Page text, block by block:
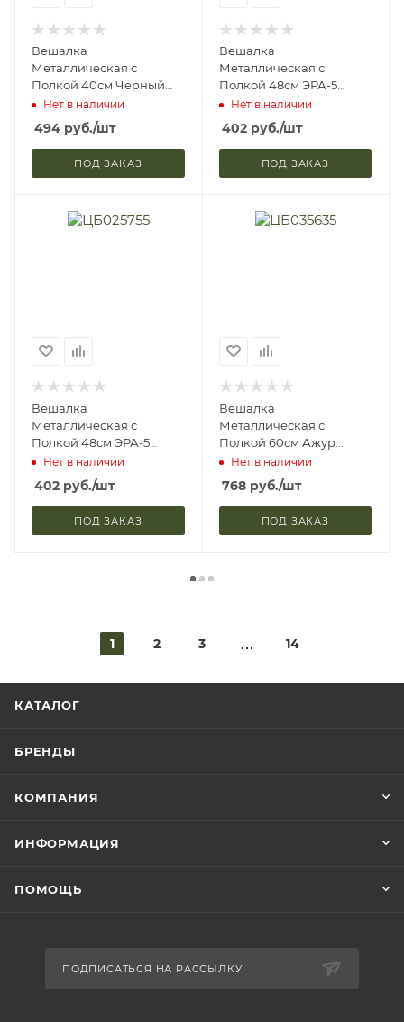
Вешалка
Металлическая с
Полкой 40см Черный
ЗМИ ВСП5 (2)
Нет в наличии
494 руб./шт
ПОД ЗАКАЗ
Вешалка
Металлическая с
Полкой 48см ЭРА-5
Медный Антик ЗМИ
ВСП278 (1)
Нет в наличии
402руб./шт
ПОД ЗАКАЗ
Вешалка
Металлическая с
Полкой 48см ЭРА-5
Черный ЗМИ ВСП278 (1)
Нет в наличии
402 руб./шт
ПОД ЗАКАЗ
Вешалка
Металлическая с
Полкой 60см Ажур
Белое Серебро ЗМИ
ВСПА202 (2)
Нет в наличии
768руб./шт
ПОД ЗАКАЗ
1 2 3 14
КАТАЛОГ
БРЕНДЫ
КОМПАНИЯ
ИНФОРМАЦИЯ
ПОМОЩЬ
ПОДПИСАТЬСЯ НА РАССЫЛКУ